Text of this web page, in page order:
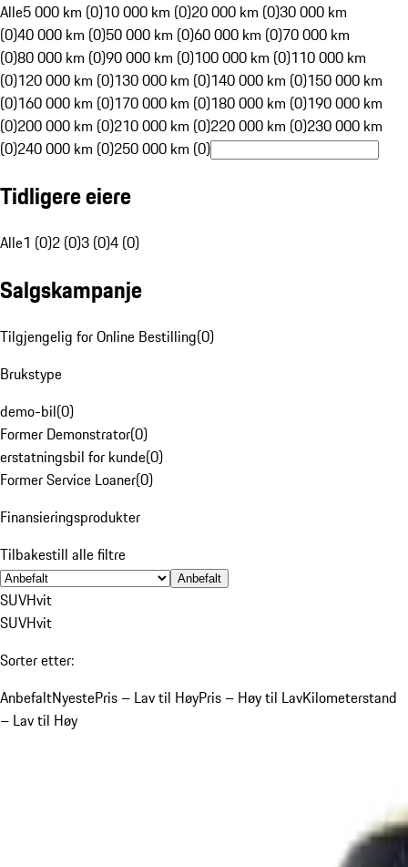
Alle5 000 km (0)10 000 km (0)20 000 km (0)30 000 km
(0)40 000 km (0)50 000 km (0)60 000 km (0)70 000 km
(0)80 000 km (0)90 000 km (0)100 000 km (0)110 000 km
(0)120 000 km (0)130 000 km (0)140 000 km (0)150 000 km
(0)160 000 km (0)170 000 km (0)180 000 km (0)190 000 km
(0)200 000 km (0)210 000 km (0)220 000 km (0)230 000 km
(0)240 000 km (0)250 000 km (0)
Tidligere eiere
Alle1 (0)2 (0)3 (0)4 (0)
Salgskampanje
Tilgjengelig for Online Bestilling(0)
Brukstype
demo-bil(0)
Former Demonstrator(0)
erstatningsbil for kunde(0)
Former Service Loaner(0)
Finansieringsprodukter
Tilbakestill alle filtre
Anbefalt
SUVHvit
SUVHvit
Sorter etter:
AnbefaltNyestePris – Lav til HøyPris – Høy til LavKilometerstand
– Lav til Høy